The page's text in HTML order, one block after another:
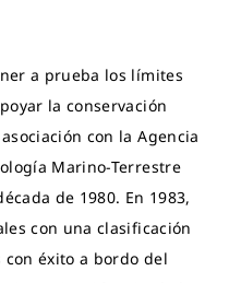
a prueba los límites
la conservación
con la Agencia
Marino-Terrestre
de 1980. En 1983,
con una clasificación
éxito a bordo del